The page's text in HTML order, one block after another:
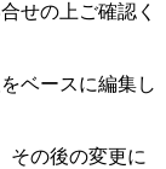
せの上ご確認く
ベースに編集し
その後の変更に